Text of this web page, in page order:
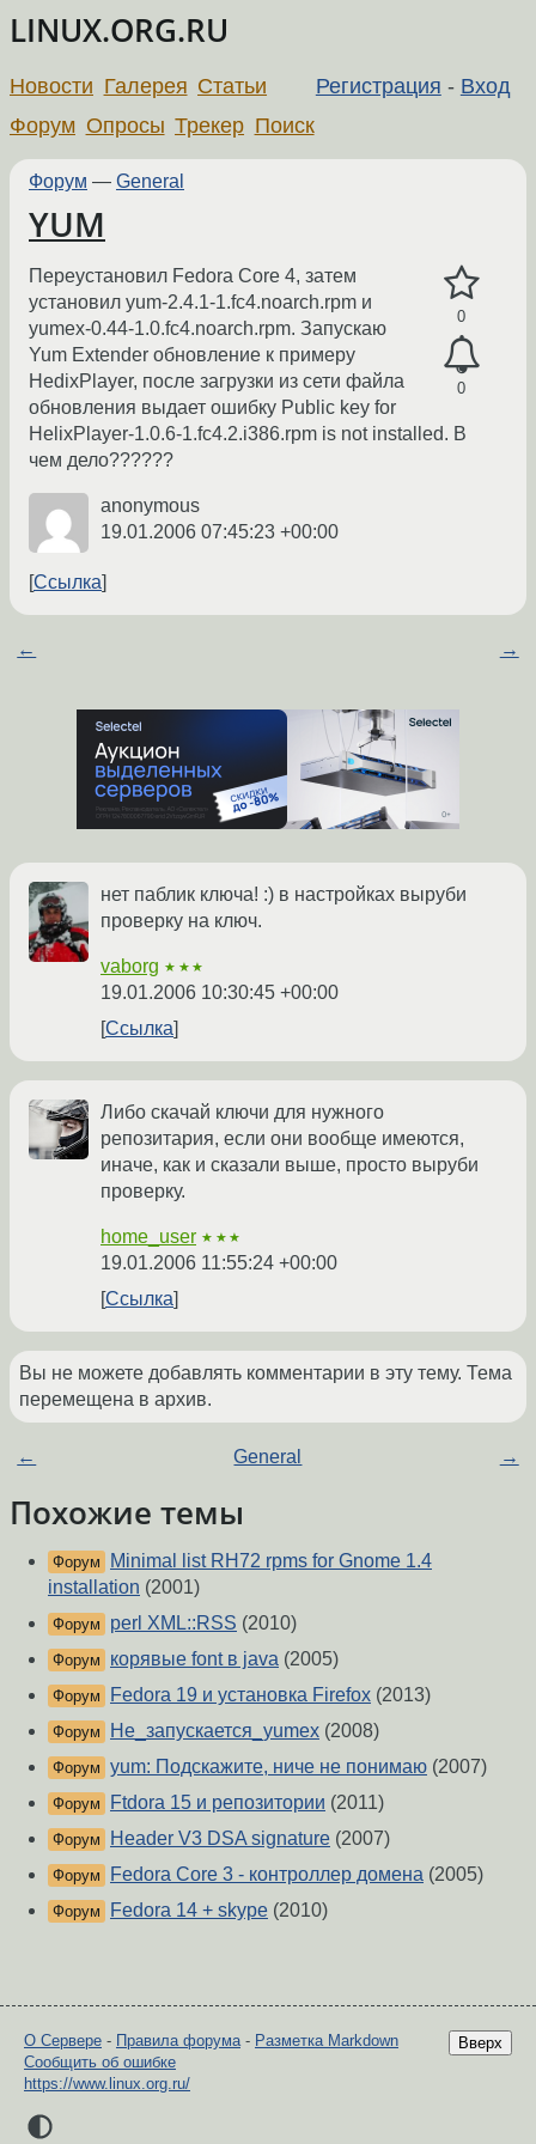
LINUX.ORG.RU
Регистрация - Вход
Новости Галерея Статьи
Форум Опросы Трекер Поиск
Форум — General
YUM
0
0
Переустановил Fedora Core 4, затем
установил yum-2.4.1-1.fc4.noarch.rpm и
yumex-0.44-1.0.fc4.noarch.rpm. Запускаю
Yum Extender обновление к примеру
HedixPlayer, после загрузки из сети файла
обновления выдает ошибку Public key for
HelixPlayer-1.0.6-1.fc4.2.i386.rpm is not installed. В
чем дело??????
anonymous
19.01.2006 07:45:23 +00:00
Ссылка
← →
нет паблик ключа! :) в настройках выруби
проверку на ключ.
vaborg ★★★
19.01.2006 10:30:45 +00:00
Ссылка
Либо скачай ключи для нужного
репозитария, если они вообще имеются,
иначе, как и сказали выше, просто выруби
проверку.
home_user ★★★
19.01.2006 11:55:24 +00:00
Ссылка
Вы не можете добавлять комментарии в эту тему. Тема
перемещена в архив.
← General →
Похожие темы
Форум
Minimal list RH72 rpms for Gnome 1.4
installation (2001)
Форум perl XML::RSS (2010)
Форум корявые font в java (2005)
Форум Fedora 19 и установка Firefox (2013)
Форум Не_запускается_yumex (2008)
Форум yum: Подскажите, ниче не понимаю (2007)
Форум Ftdora 15 и репозитории (2011)
Форум Header V3 DSA signature (2007)
Форум Fedora Core 3 - контроллер домена (2005)
Форум Fedora 14 + skype (2010)
Вверх
О Сервере - Правила форума- Разметка Markdown
Сообщить об ошибке
https://www.linux.org.ru/